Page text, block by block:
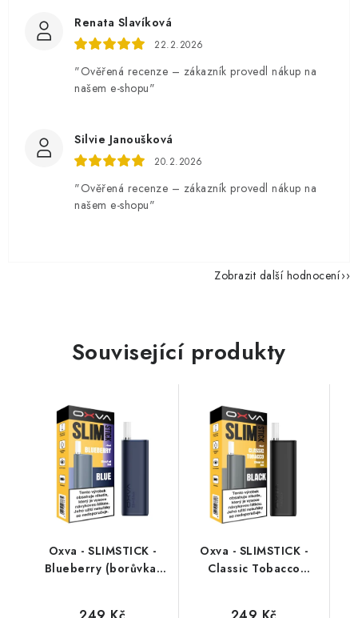
Renata Slavíková
22.2.2026
"Ověřená recenze – zákazník provedl nákup na
našem e-shopu"
Silvie Janoušková
20.2.2026
"Ověřená recenze – zákazník provedl nákup na
našem e-shopu"
Zobrazit další hodnocení
Související produkty
Oxva - SLIMSTICK -
Blueberry (borůvka)
Oxva - SLIMSTICK -
Classic Tobacco